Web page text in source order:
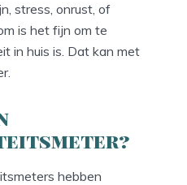
stress, onrust, of
is het fijn om te
in huis is. Dat kan met
hebben